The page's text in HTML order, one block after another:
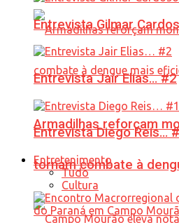
Armadilhas reforçam
tornam combate à
Entrevista Gilmar
Entrevista Jair Elias… #2
Entrevista Diego Reis…
Entretenimento
Tudo
Cultura